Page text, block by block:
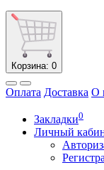
Корзина: 0
Оплата Доставка О
Закладки0
Личный